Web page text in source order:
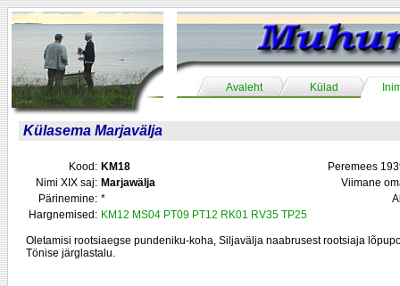
Avaleht Külad
Külasema Marjavälja
Kood: KM18
Peremees
Nimi XIX saj: Marjawälja
Viimane
Pärinemine: *
Hargnemised: KM12 MS04 PT09 PT12 RK01 RV35 TP25
Oletamisi rootsiaegse pundeniku-koha, Siljavälja naabrusest rootsiaja
Tönise järglastalu.